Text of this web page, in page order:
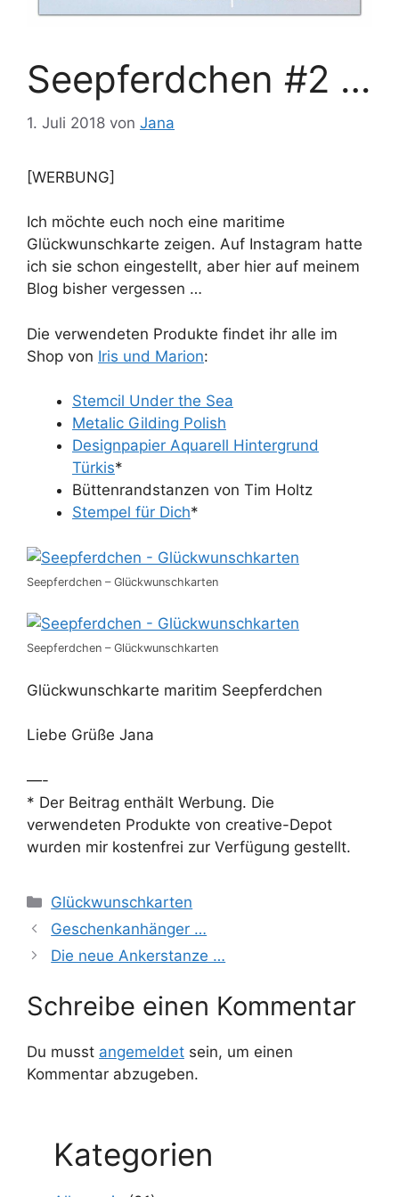
Seepferdchen #2 …
1. Juli 2018 von Jana
[WERBUNG]
Ich möchte euch noch eine maritime
Glückwunschkarte zeigen. Auf Instagram hatte
ich sie schon eingestellt, aber hier auf meinem
Blog bisher vergessen …
Die verwendeten Produkte findet ihr alle im
Shop von Iris und Marion:
Stemcil Under the Sea
Metalic Gilding Polish
Designpapier Aquarell Hintergrund
Türkis*
Büttenrandstanzen von Tim Holtz
Stempel für Dich*
Seepferdchen – Glückwunschkarten
Seepferdchen – Glückwunschkarten
Glückwunschkarte maritim Seepferdchen
Liebe Grüße Jana
—-
* Der Beitrag enthält Werbung. Die
verwendeten Produkte von creative-Depot
wurden mir kostenfrei zur Verfügung gestellt.
Kategorien
Glückwunschkarten
Geschenkanhänger …
Die neue Ankerstanze …
Schreibe einen Kommentar
Du musst angemeldet sein, um einen
Kommentar abzugeben.
Kategorien